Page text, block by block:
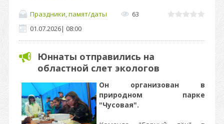
Праздники, памят/даты
63
01.07.2026| 08:00
Юннаты отправились на
областной слет экологов
Он организован в
природном парке
"Чусовая".